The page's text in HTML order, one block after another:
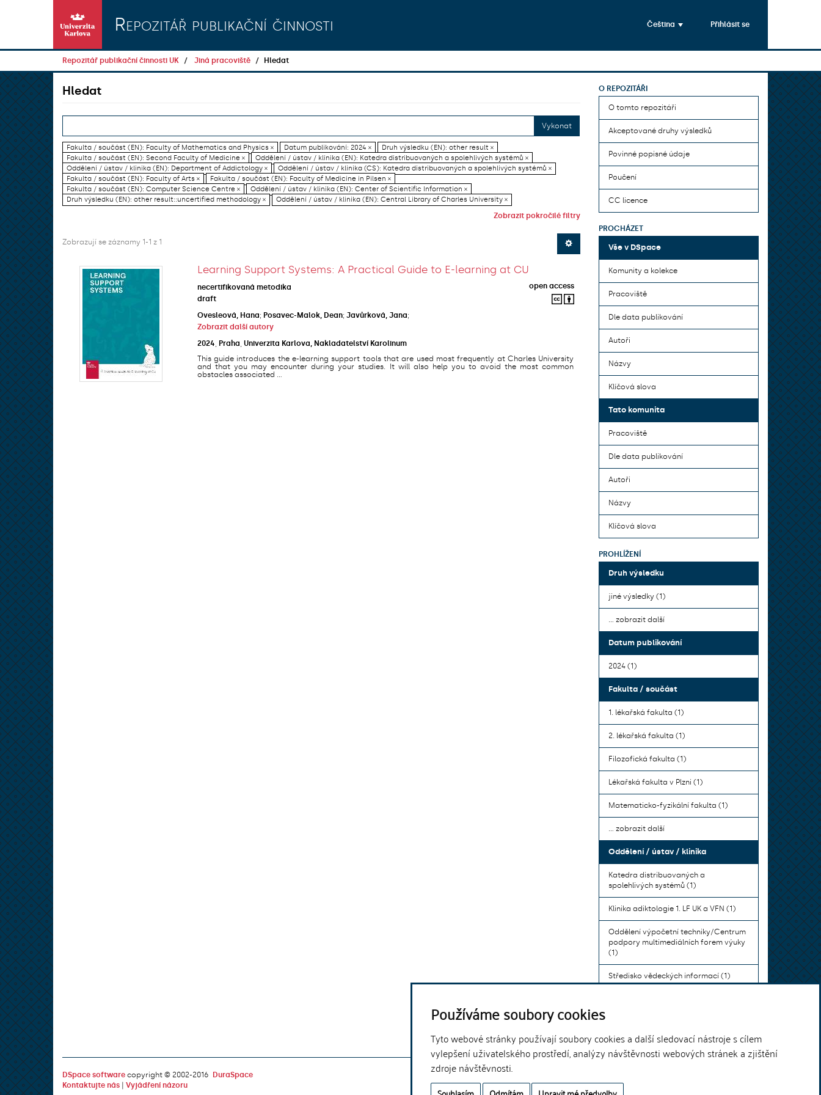
Používáme soubory cookies
Tyto webové stránky používají soubory cookies a další sledovací nástroje s cílem
vylepšení uživatelského prostředí, analýzy návštěvnosti webových stránek a zjištění
zdroje návštěvnosti.
Repozitář publikační činnosti Čeština Přihlásit se
Repozitář publikační činnosti UK Jiná pracoviště Hledat
Hledat
Vykonat
Fakulta / součást (EN): Faculty of Mathematics and Physics × Datum publikování: 2024 ×
Druh výsledku (EN): other result ×
Fakulta / součást (EN): Second Faculty of Medicine ×
Oddělení / ústav / klinika (EN): Katedra distribuovaných a spolehlivých systémů ×
Oddělení / ústav / klinika (EN): Department of Addictology ×
Oddělení / ústav / klinika (CS): Katedra distribuovaných a spolehlivých systémů ×
Fakulta / součást (EN): Faculty of Arts ×
Fakulta / součást (EN): Faculty of Medicine in Pilsen ×
Fakulta / součást (EN): Computer Science Centre ×
Oddělení / ústav / klinika (EN): Center of Scientific Information ×
Druh výsledku (EN): other result::uncertified methodology ×
Oddělení / ústav / klinika (EN): Central Library of Charles University ×
Zobrazit pokročilé filtry
Zobrazují se záznamy 1-1 z 1
Learning Support Systems: A Practical Guide to E-learning at CU
necertifikovaná metodika
open access
draft
Ovesleová, Hana; Posavec-Malok, Dean; Javůrková, Jana;
Zobrazit další autory
2024
Praha Univerzita Karlova, Nakladatelství Karolinum
This guide introduces the e-learning support tools that are used most frequently at Charles University
and that you may encounter during your studies. It will also help you to avoid the most common
obstacles associated ...
O REPOZITÁŘI
O tomto repozitáři
Akceptované druhy výsledků
Povinné popisné údaje
Poučení
CC licence
PROCHÁZET
Vše v DSpace
Komunity a kolekce
Pracoviště
Dle data publikování
Autoři
Názvy
Klíčová slova
Tato komunita
Pracoviště
Dle data publikování
Autoři
Názvy
Klíčová slova
PROHLÍŽENÍ
Druh výsledku
jiné výsledky (1)
... zobrazit další
Datum publikování
2024 (1)
Fakulta / součást
1. lékařská fakulta (1)
2. lékařská fakulta (1)
Filozofická fakulta (1)
Lékařská fakulta v Plzni (1)
Matematicko-fyzikální fakulta (1)
... zobrazit další
Oddělení / ústav / klinika
Katedra distribuovaných a
spolehlivých systémů (1)
Klinika adiktologie 1. LF UK a VFN (1)
Oddělení výpočetní techniky/Centrum
podpory multimediálních forem výuky
(1)
Středisko vědeckých informací (1)
DSpace software copyright © 2002-2016
DuraSpace
Kontaktujte nás
Vyjádření názoru